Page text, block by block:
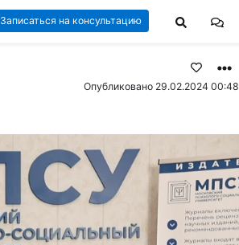
Записаться на консультацию
Опубликовано 29.02.2024 00:48